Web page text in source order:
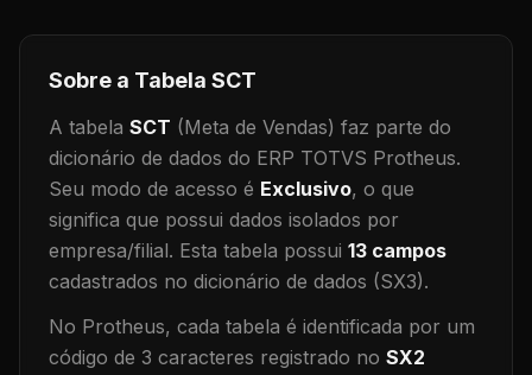
Sobre a Tabela SCT
A tabela SCT (Meta de Vendas) faz parte do
dicionário de dados do ERP TOTVS Protheus.
Seu modo de acesso é Exclusivo, o que
significa que possui dados isolados por
empresa/filial. Esta tabela possui 13 campos
cadastrados no dicionário de dados (SX3).
No Protheus, cada tabela é identificada por um
código de 3 caracteres registrado no SX2